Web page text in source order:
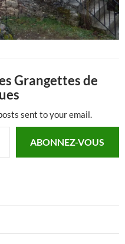
Grangettes de
sent to your email.
ABONNEZ-VOUS